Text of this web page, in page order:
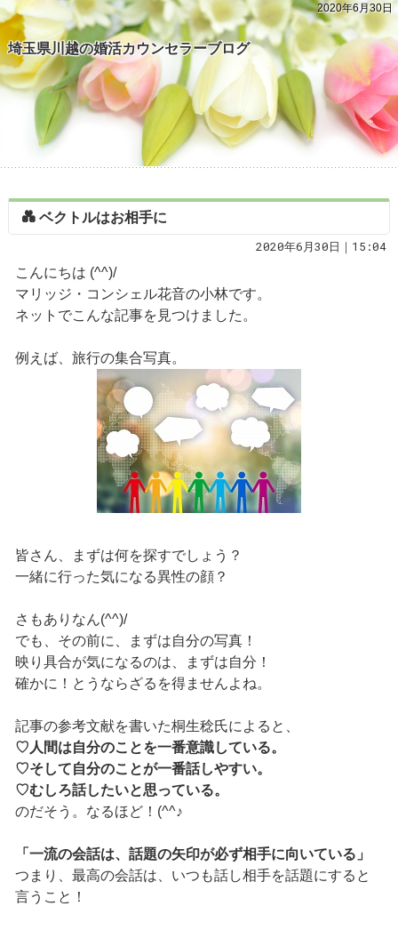
2020年6月30日
埼玉県川越の婚活カウンセラーブログ
💑 ベクトルはお相手に
2020年6月30日｜15:04
こんにちは (^^)/
マリッジ・コンシェル花音の小林です。
ネットでこんな記事を見つけました。
例えば、旅行の集合写真。
皆さん、まずは何を探すでしょう？
一緒に行った気になる異性の顔？
さもありなん(^^)/
でも、その前に、まずは自分の写真！
映り具合が気になるのは、まずは自分！
確かに！とうならざるを得ませんよね。
記事の参考文献を書いた桐生稔氏によると、
♡人間は自分のことを一番意識している。
♡そして自分のことが一番話しやすい。
♡むしろ話したいと思っている。
のだそう。なるほど！(^^♪
「一流の会話は、話題の矢印が必ず相手に向いている」
つまり、最高の会話は、いつも話し相手を話題にすると
言うこと！